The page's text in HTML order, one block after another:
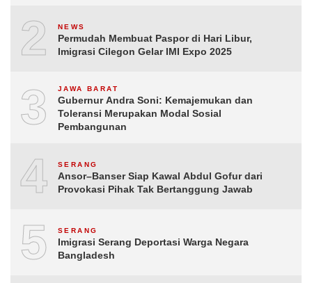
2 NEWS
Permudah Membuat Paspor di Hari Libur,
Imigrasi Cilegon Gelar IMI Expo 2025
3 JAWA BARAT
Gubernur Andra Soni: Kemajemukan dan
Toleransi Merupakan Modal Sosial
Pembangunan
4 SERANG
Ansor–Banser Siap Kawal Abdul Gofur dari
Provokasi Pihak Tak Bertanggung Jawab
5 SERANG
Imigrasi Serang Deportasi Warga Negara
Bangladesh